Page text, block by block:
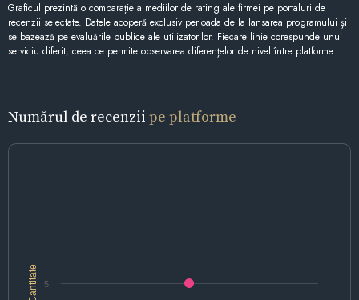
Graficul prezintă o comparație a mediilor de rating ale firmei pe portaluri de
recenzii selectate. Datele acoperă exclusiv perioada de la lansarea programului și
se bazează pe evaluările publice ale utilizatorilor. Fiecare linie corespunde unui
serviciu diferit, ceea ce permite observarea diferențelor de nivel între platforme.
Numărul de recenzii pe platforme
Cantitate 5